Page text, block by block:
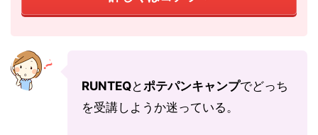
RUNTEQとポテパンキャンプでどっち
を受講しようか迷っている。